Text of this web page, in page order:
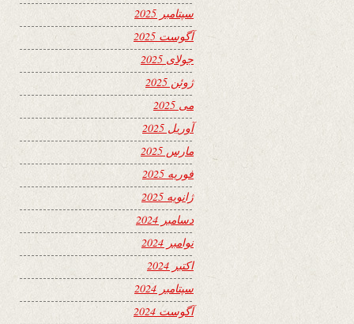
سپتامبر 2025
آگوست 2025
جولای 2025
ژوئن 2025
می 2025
آوریل 2025
مارس 2025
فوریه 2025
ژانویه 2025
دسامبر 2024
نوامبر 2024
اکتبر 2024
سپتامبر 2024
آگوست 2024